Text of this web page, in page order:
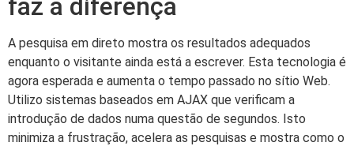
faz a diferença
A pesquisa em direto mostra os resultados adequados
enquanto o visitante ainda está a escrever. Esta tecnologia é
agora esperada e aumenta o tempo passado no sítio Web.
Utilizo sistemas baseados em AJAX que verificam a
introdução de dados numa questão de segundos. Isto
minimiza a frustração, acelera as pesquisas e mostra como o